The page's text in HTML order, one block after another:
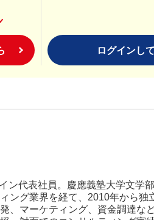
ログインし
ン代表社員。慶應義塾大学文学
ング業界を経て、2010年から独
、マーケティング、資金調達な